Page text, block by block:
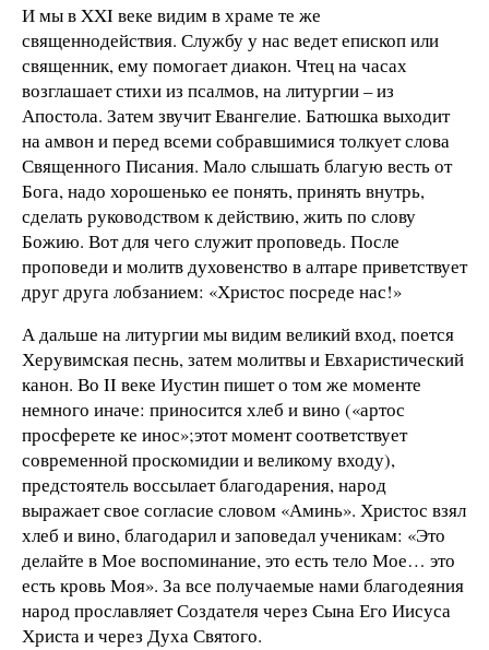
И мы в XXI веке видим в храме те же
священнодействия. Службу у нас ведет епископ или
священник, ему помогает диакон. Чтец на часах
возглашает стихи из псалмов, на литургии – из
Апостола. Затем звучит Евангелие. Батюшка выходит
на амвон и перед всеми собравшимися толкует слова
Священного Писания. Мало слышать благую весть от
Бога, надо хорошенько ее понять, принять внутрь,
сделать руководством к действию, жить по слову
Божию. Вот для чего служит проповедь. После
проповеди и молитв духовенство в алтаре приветствует
друг друга лобзанием: «Христос посреде нас!»
А дальше на литургии мы видим великий вход, поется
Херувимская песнь, затем молитвы и Евхаристический
канон. Во II веке Иустин пишет о том же моменте
немного иначе: приносится хлеб и вино («артос
просферете ке инос»;этот момент соответствует
современной проскомидии и великому входу),
предстоятель воссылает благодарения, народ
выражает свое согласие словом «Аминь». Христос взял
хлеб и вино, благодарил и заповедал ученикам: «Это
делайте в Мое воспоминание, это есть тело Мое… это
есть кровь Моя». За все получаемые нами благодеяния
народ прославляет Создателя через Сына Его Иисуса
Христа и через Духа Святого.